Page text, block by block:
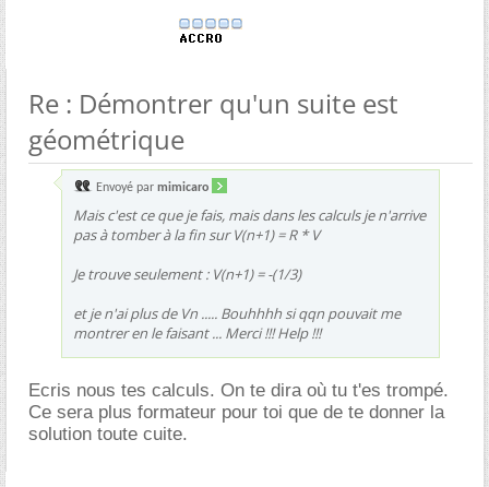
Re : Démontrer qu'un suite est
géométrique
Envoyé par mimicaro
Mais c'est ce que je fais, mais dans les calculs je n'arrive
pas à tomber à la fin sur V(n+1) = R * V
Je trouve seulement : V(n+1) = -(1/3)
et je n'ai plus de Vn ..... Bouhhhh si qqn pouvait me
montrer en le faisant ... Merci !!! Help !!!
Ecris nous tes calculs. On te dira où tu t'es trompé.
Ce sera plus formateur pour toi que de te donner la
solution toute cuite.